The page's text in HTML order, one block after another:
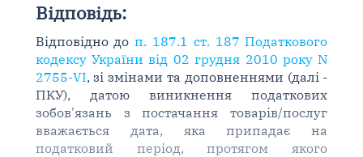
Відповідь:
Відповідно доп. 187.1 ст. 187 Податкового
кодексу України від 02 грудня 2010 року N
2755-VI, зі змінами та доповненнями (далі -
ПКУ), датою виникнення податкових
зобов'язань з постачання товарів/послуг
вважається дата, яка припадає на
податковий період, протягом якого